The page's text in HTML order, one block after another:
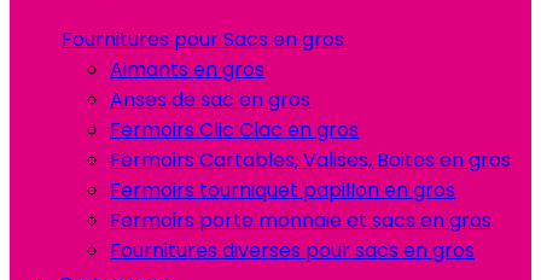
Fournitures pour Sacs en gros
Aimants en gros
Anses de sac en gros
Fermoirs Clic Clac en gros
Fermoirs Cartables, Valises, Boites en gros
Fermoirs tourniquet papillon en gros
Fermoirs porte monnaie et sacs en gros
Fournitures diverses pour sacs en gros